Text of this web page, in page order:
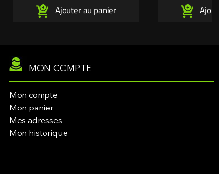
Ajouter au panier
MON COMPTE
Mon compte
Mon panier
Mes adresses
Mon historique